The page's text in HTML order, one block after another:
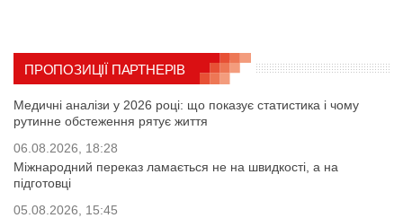
ПРОПОЗИЦІЇ ПАРТНЕРІВ
Медичні аналізи у 2026 році: що показує статистика і чому
рутинне обстеження рятує життя
06.08.2026, 18:28
Міжнародний переказ ламається не на швидкості, а на
підготовці
05.08.2026, 15:45